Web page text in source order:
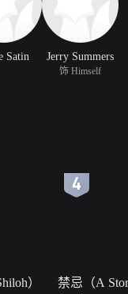
Satin Jerry Summers
饰 Himself
）
禁忌（A